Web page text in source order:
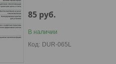
85 руб.
В наличии
DUR-065L